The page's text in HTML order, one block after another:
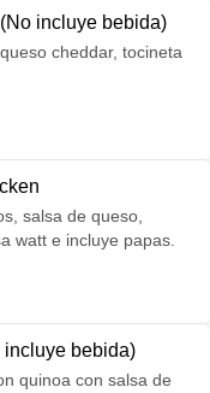
incluye bebida)
cheddar, tocineta
salsa de queso,
watt e incluye papas.
incluye bebida)
quinoa con salsa de